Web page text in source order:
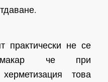
практически не се
че при
това